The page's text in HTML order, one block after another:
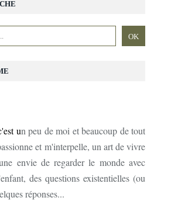
un peu de moi et beaucoup de tout
et m'interpelle, un art de vivre
envie de regarder le monde avec
des questions existentielles (ou
réponses...